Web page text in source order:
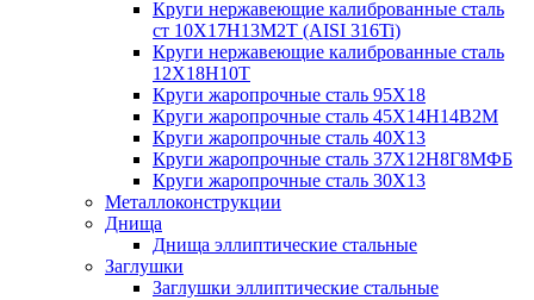
Круги нержавеющие калиброванные сталь
ст 10Х17Н13М2Т (AISI 316Ti)
Круги нержавеющие калиброванные сталь
12Х18Н10Т
Круги жаропрочные сталь 95Х18
Круги жаропрочные сталь 45Х14Н14В2М
Круги жаропрочные сталь 40Х13
Круги жаропрочные сталь 37Х12Н8Г8МФБ
Круги жаропрочные сталь 30Х13
Металлоконструкции
Днища
Днища эллиптические стальные
Заглушки
Заглушки эллиптические стальные